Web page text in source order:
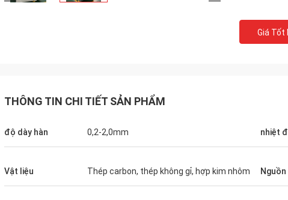
Ông Ullah đến từ Pakistan
chào, Jack, hiệu suất của thiết bị hàn
Giá Tốt
THÔNG TIN CHI TIẾT SẢN PHẨM
độ dày hàn 0,2-2,0mm nhiệt
Vật liệu Thép carbon, thép không gỉ, hợp kim nhôm